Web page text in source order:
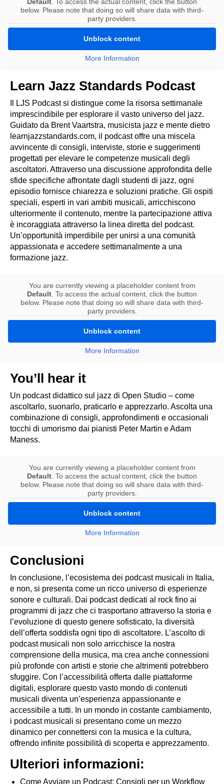
Default. To access the actual content, click the button
below. Please note that doing so will share data with third-
party providers.
Unblock content
More Information
Learn Jazz Standards Podcast
Il LJS Podcast si distingue come la risorsa settimanale
imprescindibile per esplorare il vasto universo del jazz.
Guidato da Brent Vaartstra, musicista jazz e mente dietro
learnjazzstandards.com, il podcast offre una miscela
avvincente di consigli, interviste, storie e suggerimenti
progettati per elevare le competenze musicali degli
ascoltatori. Attraverso una discussione approfondita delle
sfide specifiche affrontate dagli studenti di jazz, ogni
episodio fornisce chiarezza e soluzioni pratiche. Gli ospiti
speciali, esperti in vari ambiti musicali, arricchiscono
ulteriormente il contenuto, mentre la partecipazione attiva
è incoraggiata attraverso la linea diretta del podcast.
Un’opportunità imperdibile per unirsi a una comunità
appassionata e accedere settimanalmente a una
formazione jazz.
You are currently viewing a placeholder content from
Default. To access the actual content, click the button
below. Please note that doing so will share data with third-
party providers.
Unblock content
More Information
You’ll hear it
Un podcast didattico sul jazz di Open Studio – come
ascoltarlo, suonarlo, praticarlo e apprezzarlo. Ascolta una
combinazione di consigli, approfondimenti e occasionali
tocchi di umorismo dai pianisti Peter Martin e Adam
Maness.
You are currently viewing a placeholder content from
Default. To access the actual content, click the button
below. Please note that doing so will share data with third-
party providers.
Unblock content
More Information
Conclusioni
In conclusione, l’ecosistema dei podcast musicali in Italia,
e non, si presenta come un ricco universo di esperienze
sonore e culturali. Dai podcast dedicati al rock fino ai
programmi di jazz che ci trasportano attraverso la storia e
l’evoluzione di questo genere sofisticato, la diversità
dell’offerta soddisfa ogni tipo di ascoltatore. L’ascolto di
podcast musicali non solo arricchisce la nostra
comprensione della musica, ma crea anche connessioni
più profonde con artisti e storie che altrimenti potrebbero
sfuggire. Con l’accessibilità offerta dalle piattaforme
digitali, esplorare questo vasto mondo di contenuti
musicali diventa un’esperienza appassionante e
accessibile a tutti. In un mondo in costante cambiamento,
i podcast musicali si presentano come un mezzo
dinamico per connettersi con la musica e la cultura,
offrendo infinite possibilità di scoperta e apprezzamento.
Ulteriori informazioni:
Come Avviare un Podcast: Consigli per un Workflow